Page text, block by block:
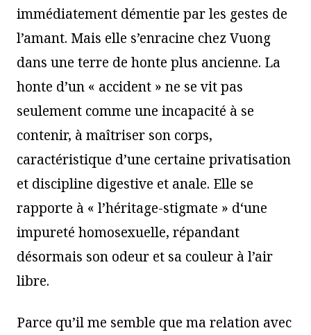
immédiatement démentie par les gestes de
l’amant. Mais elle s’enracine chez Vuong
dans une terre de honte plus ancienne. La
honte d’un « accident » ne se vit pas
seulement comme une incapacité à se
contenir, à maîtriser son corps,
caractéristique d’une certaine privatisation
et discipline digestive et anale. Elle se
rapporte à « l’héritage-stigmate » d‘une
impureté homosexuelle, répandant
désormais son odeur et sa couleur à l’air
libre.
Parce qu’il me semble que ma relation avec